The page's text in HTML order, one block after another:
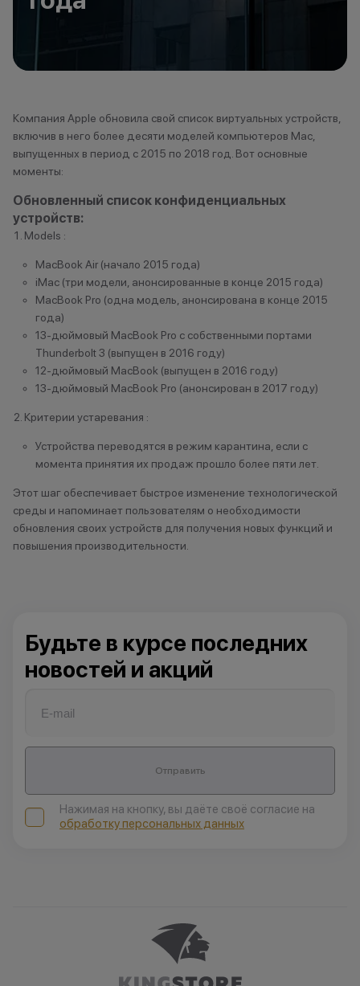
Томск
Туймазы
У
Уфа, Инорс
Уфа, Нагаево
Учалы
Х
Ханты- Мансийск
Челябинск
Чистополь
Компания Apple обновила свой список виртуальных устройств,
включив в него более десяти моделей компьютеров Mac,
выпущенных в период с 2015 по 2018 год. Вот основные
моменты:
Обновленный список конфиденциальных
устройств:
Models :
MacBook Air (начало 2015 года)
iMac (три модели, анонсированные в конце 2015 года)
MacBook Pro (одна модель, анонсирована в конце 2015
года)
13-дюймовый MacBook Pro с собственными портами
Thunderbolt 3 (выпущен в 2016 году)
12-дюймовый MacBook (выпущен в 2016 году)
13-дюймовый MacBook Pro (анонсирован в 2017 году)
Критерии устаревания :
Устройства переводятся в режим карантина, если с
момента принятия их продаж прошло более пяти лет.
Этот шаг обеспечивает быстрое изменение технологической
среды и напоминает пользователям о необходимости
обновления своих устройств для получения новых функций и
повышения производительности.
Будьте в курсе последних
новостей и акций
Отправить
Нажимая на кнопку, вы даёте своё согласие на
обработку персональных данных